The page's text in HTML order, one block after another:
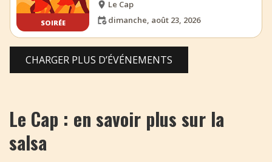
SOIRÉE
Le Cap
dimanche, août 23, 2026
CHARGER PLUS D’ÉVÉNEMENTS
Le Cap : en savoir plus sur la
salsa